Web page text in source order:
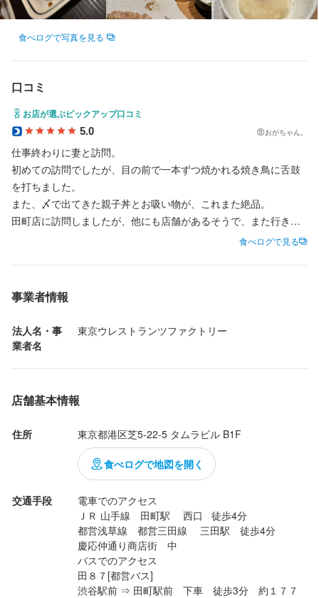
食べログで写真を見る
口コミ
お店が選ぶピックアップ口コミ
5.0 おがちゃん。
仕事終わりに妻と訪問。
初めての訪問でしたが、目の前で一本ずつ焼かれる焼き鳥に舌鼓
を打ちました。
また、〆で出てきた親子丼とお吸い物が、これまた絶品。
田町店に訪問しましたが、他にも店舗があるそうで、また行きた
食べログで見る
事業者情報
法人名・事
業者名
東京ウレストランツファクトリー
店舗基本情報
住所 東京都港区芝5-22-5 タムラビル B1F
食べログで地図を開く
交通手段
電車でのアクセス
ＪＲ 山手線　田町駅 　西口   徒歩4分
都営浅草線　都営三田線 　三田駅　徒歩4分
慶応仲通り商店街　中
バスでのアクセス
田８７[都営バス]
渋谷駅前 ⇒ 田町駅前　下車　徒歩3分　約１７７